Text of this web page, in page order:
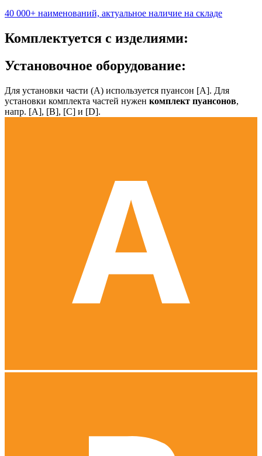
40 000+ наименований, актуальное наличие на складе
Комплектуется с изделиями:
Установочное оборудование:
Для установки части (А) используется пуансон [А]. Для
установки комплекта частей нужен комплект пуансонов,
напр. [А], [B], [С] и [D].